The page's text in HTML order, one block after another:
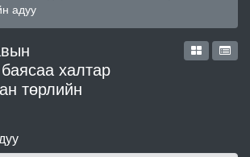
адуу
халтар
төрлийн